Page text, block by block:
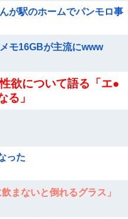
が駅のホームでパンモロ事
モ16GBが主流にwww
欲について語る「エ●
る」
った
まないと倒れるグラス」